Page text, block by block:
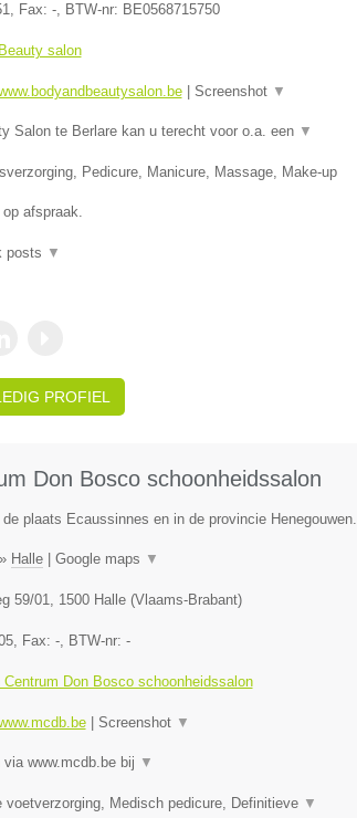
, Fax: -, BTW-nr: BE0568715750
salon
| Screenshot ▼
Salon te Berlare kan u terecht voor o.a. een ▼
Pedicure, Manicure, Massage, Make-up
afspraak.
posts ▼
PROFIEL
Don Bosco schoonheidssalon
plaats Ecaussinnes en in de provincie Henegouwen.
Halle| Google maps ▼
59/01, 1500 Halle(Vlaams-Brabant)
, Fax: -, BTW-nr: -
Centrum Don Bosco schoonheidssalon
| Screenshot ▼
www.mcdb.be bij ▼
voetverzorging, Medisch pedicure, Definitieve ▼